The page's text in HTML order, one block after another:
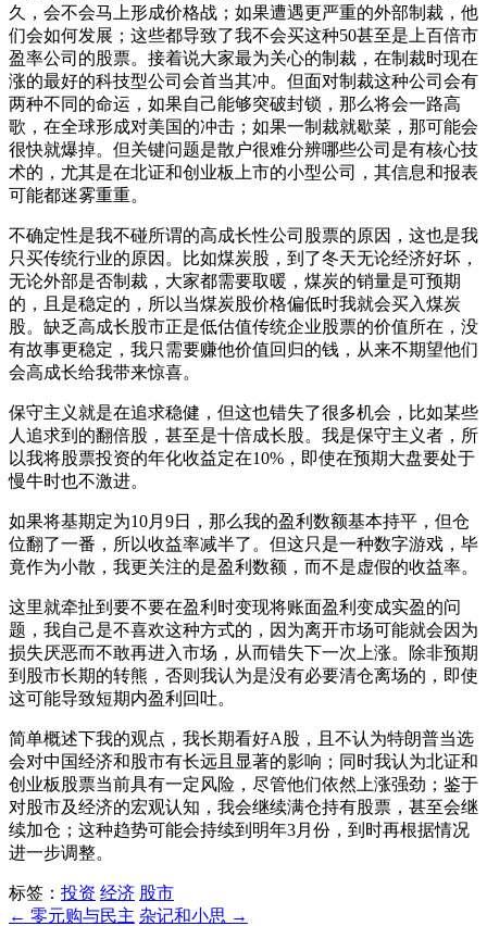
久，会不会马上形成价格战；如果遭遇更严重的外部制裁，他
们会如何发展；这些都导致了我不会买这种50甚至是上百倍市
盈率公司的股票。接着说大家最为关心的制裁，在制裁时现在
涨的最好的科技型公司会首当其冲。但面对制裁这种公司会有
两种不同的命运，如果自己能够突破封锁，那么将会一路高
歌，在全球形成对美国的冲击；如果一制裁就歇菜，那可能会
很快就爆掉。但关键问题是散户很难分辨哪些公司是有核心技
术的，尤其是在北证和创业板上市的小型公司，其信息和报表
可能都迷雾重重。
不确定性是我不碰所谓的高成长性公司股票的原因，这也是我
只买传统行业的原因。比如煤炭股，到了冬天无论经济好坏，
无论外部是否制裁，大家都需要取暖，煤炭的销量是可预期
的，且是稳定的，所以当煤炭股价格偏低时我就会买入煤炭
股。缺乏高成长股市正是低估值传统企业股票的价值所在，没
有故事更稳定，我只需要赚他价值回归的钱，从来不期望他们
会高成长给我带来惊喜。
保守主义就是在追求稳健，但这也错失了很多机会，比如某些
人追求到的翻倍股，甚至是十倍成长股。我是保守主义者，所
以我将股票投资的年化收益定在10%，即使在预期大盘要处于
慢牛时也不激进。
如果将基期定为10月9日，那么我的盈利数额基本持平，但仓
位翻了一番，所以收益率减半了。但这只是一种数字游戏，毕
竟作为小散，我更关注的是盈利数额，而不是虚假的收益率。
这里就牵扯到要不要在盈利时变现将账面盈利变成实盈的问
题，我自己是不喜欢这种方式的，因为离开市场可能就会因为
损失厌恶而不敢再进入市场，从而错失下一次上涨。除非预期
到股市长期的转熊，否则我认为是没有必要清仓离场的，即使
这可能导致短期内盈利回吐。
简单概述下我的观点，我长期看好A股，且不认为特朗普当选
会对中国经济和股市有长远且显著的影响；同时我认为北证和
创业板股票当前具有一定风险，尽管他们依然上涨强劲；鉴于
对股市及经济的宏观认知，我会继续满仓持有股票，甚至会继
续加仓；这种趋势可能会持续到明年3月份，到时再根据情况
进一步调整。
标签： 投资 经济 股市
← 零元购与民主 杂记和小思 →